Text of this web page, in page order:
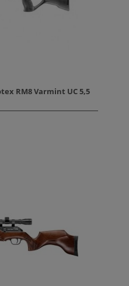
RM8 Varmint UC 5,5